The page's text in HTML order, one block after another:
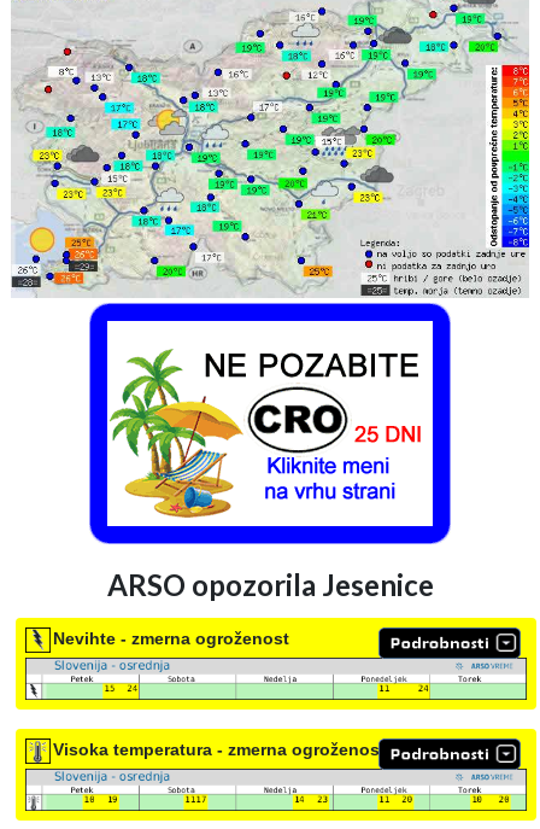
ARSO opozorila Jesenice
Nevihte - zmerna ogroženost
Visoka temperatura - zmerna ogroženost